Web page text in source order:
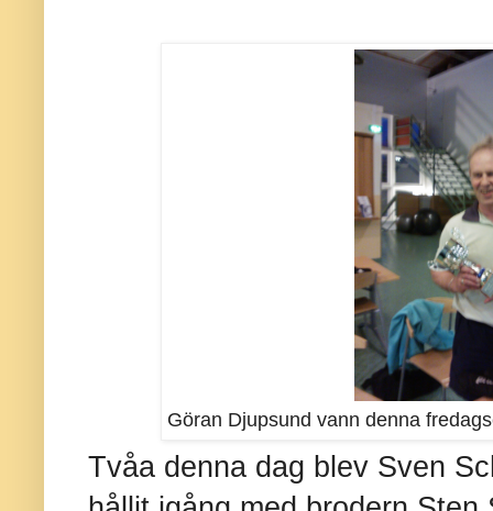
Göran Djupsund vann denna
Tvåa denna dag blev Sven